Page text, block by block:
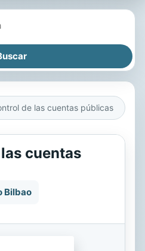
de las cuentas públicas
cuentas
Bilbao